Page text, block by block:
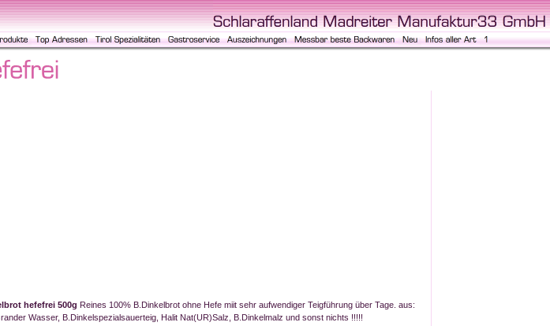
hefefrei 500g Reines 100% B.Dinkelbrot ohne Hefe miit sehr aufwendiger Teigführung über Tage. aus:
Wasser, B.Dinkelspezialsauerteig, Halit Nat(UR)Salz, B.Dinkelmalz und sonst nichts !!!!!